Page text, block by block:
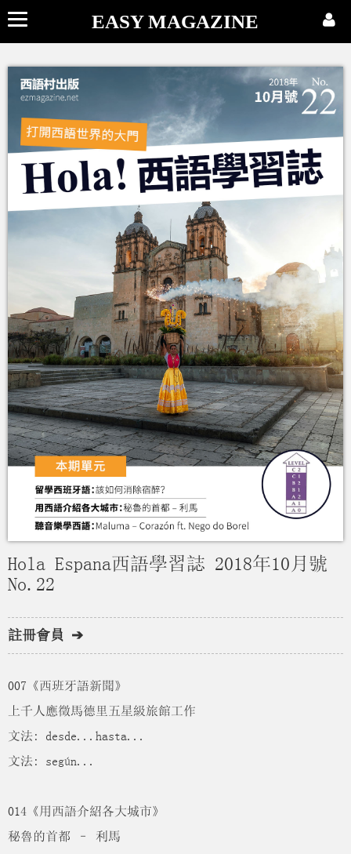
EASY MAGAZINE
Hola Espana西語學習誌 2018年10月號
No.22
註冊會員 ➔
007《西班牙語新聞》
上千人應徵馬德里五星級旅館工作
文法: desde...hasta...
文法: según...
014《用西語介紹各大城市》
秘魯的首都 – 利馬